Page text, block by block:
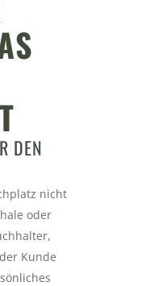
DEN
nicht
oder
Kunde